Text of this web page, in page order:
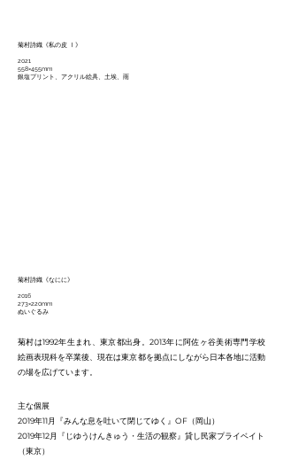
菊村詩織《私の皮 Ⅰ》
2021
558×455mm
銀塩プリント、アクリル絵具、土埃、雨
菊村詩織《なにに》
2016
273×220mm
ぬいぐるみ
菊村は1992年生まれ、東京都出身。2013年に阿佐ヶ谷美術専門学校
絵画表現科を卒業後、現在は東京都を拠点にしながら日本各地に活動
の場を広げています。
主な個展
2019年11月『みんな息を吐いて閉じてゆく』OF（岡山）
2019年12月『じゆうけんきゅう・生活の観察』貸し民家プライベイト
（東京）